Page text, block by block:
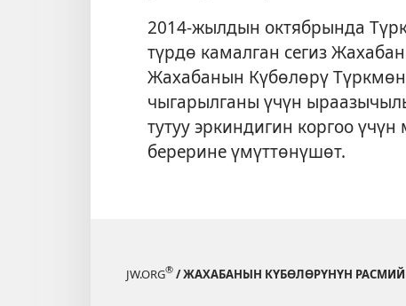
2014-жылдын октябрында
түрдө камалган сегиз
Жахабанын Күбөлөрү
чыгарылганы үчүн
тутуу эркиндигин коргоо
берерине үмүттөнүшөт.
JW.ORG® / ЖАХАБАНЫН КҮБӨЛӨРҮНҮН РАСМИЙ